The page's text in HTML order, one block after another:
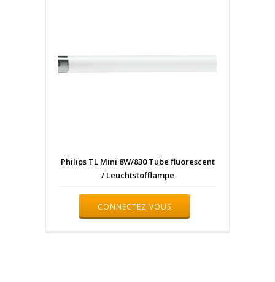
Philips TL Mini 8W/830 Tube fluorescent
/ Leuchtstofflampe
CONNECTEZ VOUS